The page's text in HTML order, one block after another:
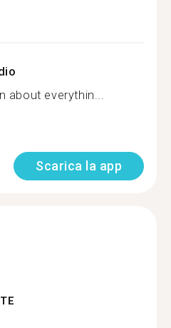
about everythin...
Scarica la app